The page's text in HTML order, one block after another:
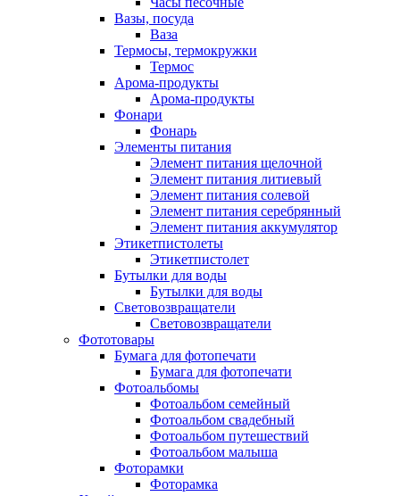
Вазы, посуда
Ваза
Термосы, термокружки
Термос
Арома-продукты
Арома-продукты
Фонари
Фонарь
Элементы питания
Элемент питания щелочной
Элемент питания литиевый
Элемент питания солевой
Элемент питания серебрянный
Элемент питания аккумулятор
Этикетпистолеты
Этикетпистолет
Бутылки для воды
Бутылки для воды
Световозвращатели
Световозвращатели
Фототовары
Бумага для фотопечати
Бумага для фотопечати
Фотоальбомы
Фотоальбом семейный
Фотоальбом свадебный
Фотоальбом путешествий
Фотоальбом малыша
Фоторамки
Фоторамка